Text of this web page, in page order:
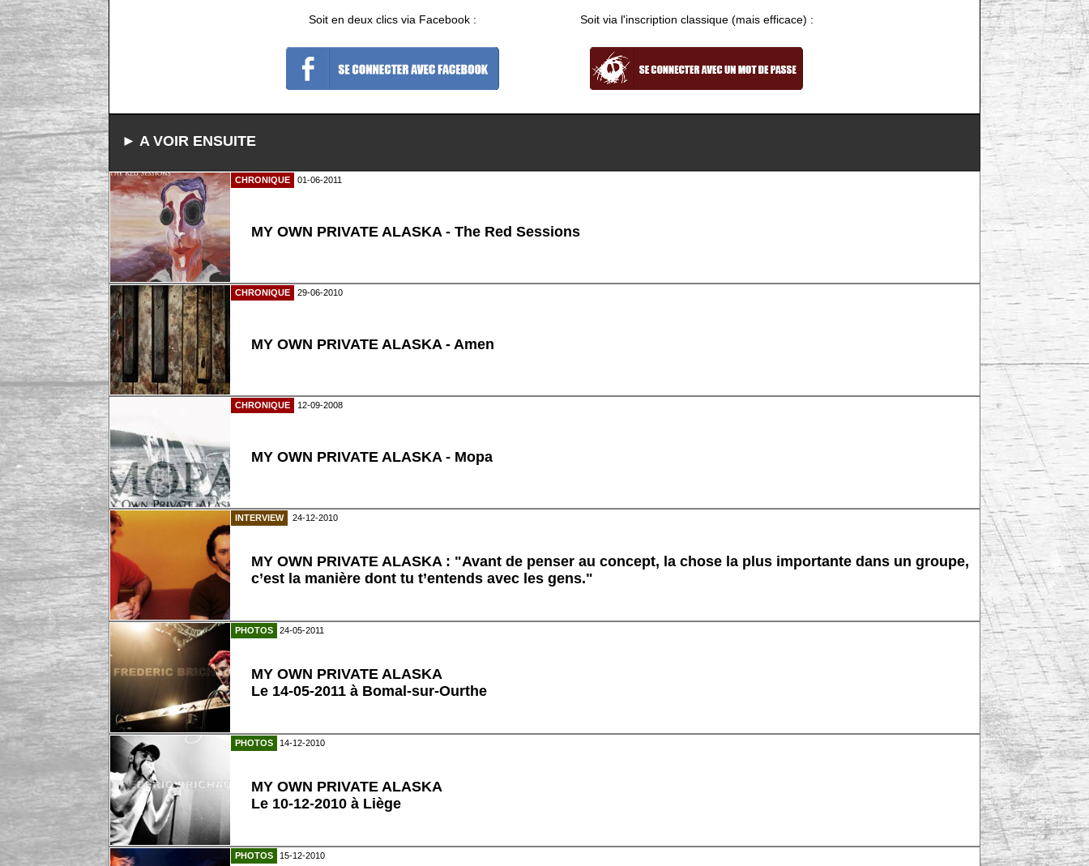
Soit en deux clics via Facebook : Soit via l'inscription classique (mais efficace) :
► A VOIR ENSUITE
CHRONIQUE 01-06-2011
MY OWN PRIVATE ALASKA - The Red Sessions
CHRONIQUE 29-06-2010
MY OWN PRIVATE ALASKA - Amen
CHRONIQUE 12-09-2008
MY OWN PRIVATE ALASKA - Mopa
INTERVIEW 24-12-2010
MY OWN PRIVATE ALASKA : "Avant de penser au concept, la chose la plus importante dans un groupe,
c’est la manière dont tu t’entends avec les gens."
PHOTOS 24-05-2011
MY OWN PRIVATE ALASKA
Le 14-05-2011 à Bomal-sur-Ourthe
PHOTOS 14-12-2010
MY OWN PRIVATE ALASKA
Le 10-12-2010 à Liège
PHOTOS 15-12-2010